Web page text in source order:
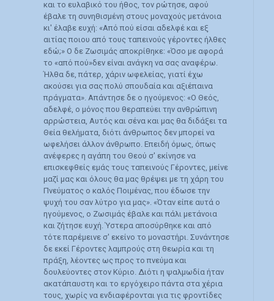
και το ευλαβικό του ήθος, τον ρώτησε, αφού
έβαλε τη συνηθισμένη στους μοναχούς μετάνοια
κι' έλαβε ευχή: «Από πού είσαι αδελφέ και εξ
αιτίας ποιου από τους ταπεινούς γέροντες ήλθες
εδώ;» Ο δε Ζωσιμάς αποκρίθηκε: «Όσο με αφορά
το «από πού»δεν είναι ανάγκη να σας αναφέρω.
Ήλθα δε, πάτερ, χάριν ωφελείας, γιατί έχω
ακούσει για σας πολύ σπουδαία και αξιέπαινα
πράγματα». Απάντησε δε ο ηγούμενος: «Ο Θεός,
αδελφέ, ο μόνος που θεραπεύει την ανθρώπινη
αρρώστεια, Αυτός και σένα και μας θα διδάξει τα
Θεία θελήματα, διότι άνθρωπος δεν μπορεί να
ωφελήσει άλλον άνθρωπο. Επειδή όμως, όπως
ανέφερες η αγάπη του Θεού σ' εκίνησε να
επισκεφθείς εμάς τους ταπεινούς Γέροντες, μείνε
μαζί μας και όλους θα μας θρέψει με τη χάρη του
Πνεύματος ο καλός Ποιμένας, που έδωσε την
ψυχή του σαν λύτρο για μας». «Όταν είπε αυτά ο
ηγούμενος, ο Ζωσιμάς έβαλε και πάλι μετάνοια
και ζήτησε ευχή. Ύστερα αποσύρθηκε και από
τότε παρέμεινε σ' εκείνο το μοναστήρι. Συνάντησε
δε εκεί Γέροντες λαμπρούς στη θεωρία και τη
πράξη, λέοντες ως προς το πνεύμα και
δουλεύοντες στον Κύριο. Διότι η ψαλμωδία ήταν
ακατάπαυστη και το εργόχειρο πάντα στα χέρια
τους, χωρίς να ενδιαφέρονται για τις φροντίδες